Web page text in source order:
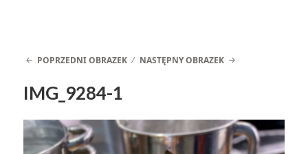
POPRZEDNI OBRAZEK NASTĘPNY OBRAZEK
IMG_9284-1